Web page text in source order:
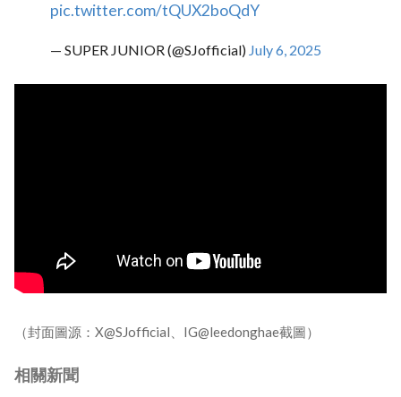
pic.twitter.com/tQUX2boQdY
— SUPER JUNIOR (@SJofficial) July 6, 2025
（封面圖源：X@SJofficial、IG@leedonghae截圖）
相關新聞